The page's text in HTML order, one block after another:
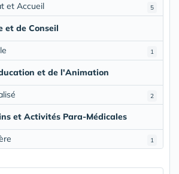
5
et Accueil
et de Conseil
1
et de l'Animation
2
et Activités Para-Médicales
1